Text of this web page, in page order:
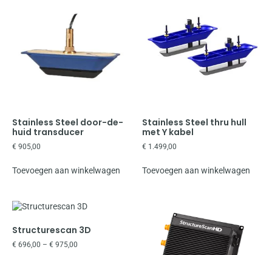
Stainless Steel door-de-
huid transducer
€ 905,00
Toevoegen aan winkelwagen
Stainless Steel thru hull
met Y kabel
€ 1.499,00
Toevoegen aan winkelwagen
Structurescan 3D
€ 696,00 – € 975,00